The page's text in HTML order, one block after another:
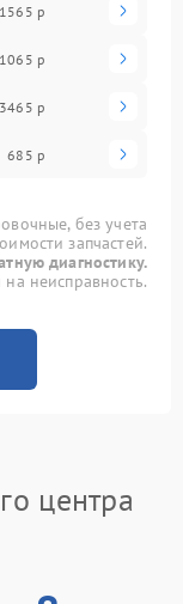
1565 р
1065 р
3465 р
685 р
без учета
запчастей.
диагностику.
неисправность.
центра